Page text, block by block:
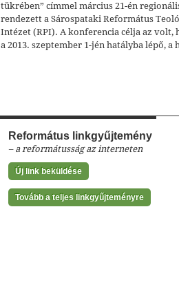
tükrében” címmel március 21-én
rendezett a Sárospataki Református
Intézet (RPI). A konferencia célja az
a 2013. szeptember 1-jén hatályba lépő,
Református linkgyűjtemény
– a reformátusság az interneten
Új link beküldése
Tovább a teljes linkgyűjteményre